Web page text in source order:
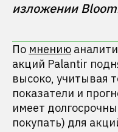
По мнению
акций Palantir
высоко, учитывая
показатели и
имеет
покупать) для